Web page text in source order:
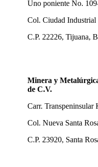
Uno poniente No.
Col. Ciudad Industrial
C.P. 22226, Tijuana,
Minera y
de C.V.
Carr. Transpeninsular
Col. Nueva Santa
C.P. 23920, Santa